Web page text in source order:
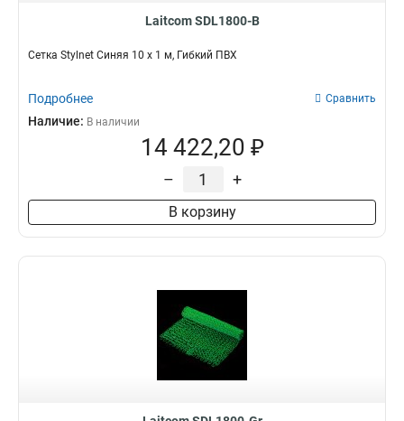
Laitcom SDL1800-B
Сетка Stylnet Синяя 10 x 1 м, Гибкий ПВХ
Подробнее Сравнить
Наличие: В наличии
14 422,20 ₽
– +
В корзину